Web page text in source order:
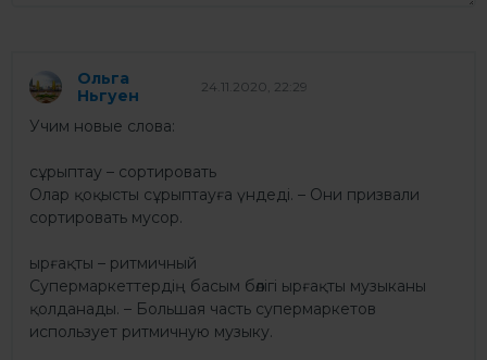
Ольга
Ньгуен
24.11.2020, 22:29
Учим новые слова:
сұрыптау – сортировать
Олар қоқысты сұрыптауға үндеді. – Они призвали
сортировать мусор.
ырғақты – ритмичный
Супермаркеттердің басым бөлігі ырғақты музыканы
қолданады. – Большая часть супермаркетов
использует ритмичную музыку.